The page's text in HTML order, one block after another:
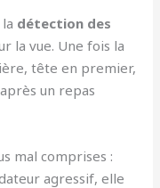
détection des
la vue. Une fois la
tête en premier,
un repas
mal comprises :
agressif, elle